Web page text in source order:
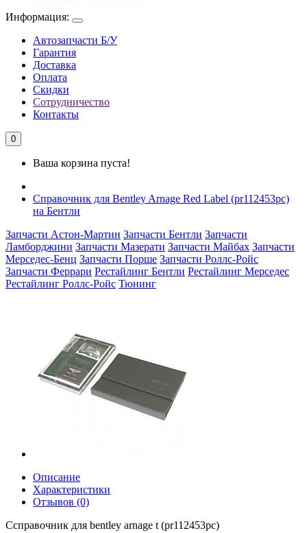
Информация:
Автозапчасти Б/У
Гарантия
Доставка
Оплата
Скидки
Сотрудничество
Контакты
0
Ваша корзина пуста!
Справочник для Bentley Arnage Red Label (pr112453pc)
на Бентли
Запчасти Астон-Мартин Запчасти Бентли Запчасти
Ламборджини Запчасти Мазерати Запчасти Майбах Запчасти
Мерседес-Бенц Запчасти Порше Запчасти Роллс-Ройс
Запчасти Феррари Рестайлинг Бентли Рестайлинг Мерседес
Рестайлинг Роллс-Ройс Тюнинг
Описание
Характеристики
Отзывов (0)
Ссправочник для bentley arnage t (pr112453pc)